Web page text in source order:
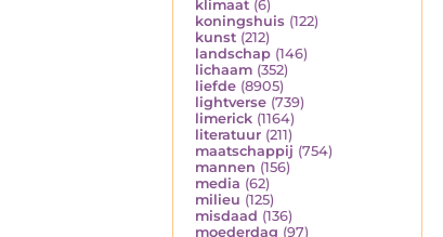
klimaat (6)
koningshuis (122)
kunst (212)
landschap (146)
lichaam (352)
liefde (8905)
lightverse (739)
limerick (1164)
literatuur (211)
maatschappij (754)
mannen (156)
media (62)
milieu (125)
misdaad (136)
moederdag (97)